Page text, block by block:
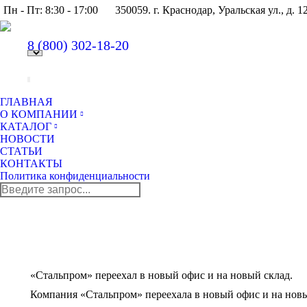
Пн - Пт: 8:30 - 17:00 350059. г. Краснодар, Уральская ул., д.
8 (800) 302-18-20
ГЛАВНАЯ
О КОМПАНИИ
КАТАЛОГ
НОВОСТИ
СТАТЬИ
КОНТАКТЫ
Политика конфиденциальности
Поиск:
«Стальпром» переехал в новый офис и на новый склад.
Компания «Стальпром» переехала в новый офис и на